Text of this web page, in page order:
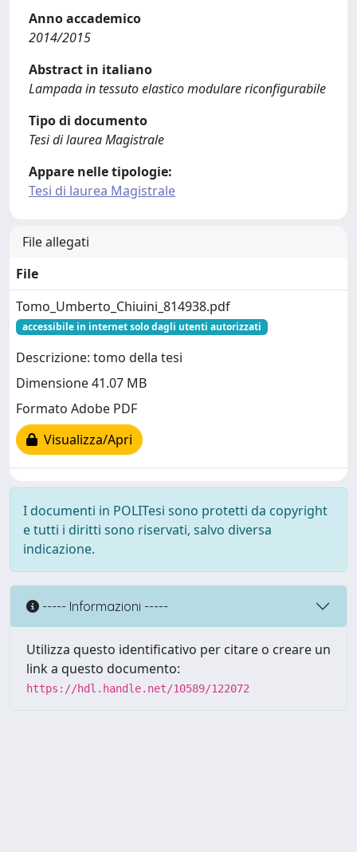
Anno accademico
2014/2015
Abstract in italiano
Lampada in tessuto elastico modulare riconfigurabile
Tipo di documento
Tesi di laurea Magistrale
Appare nelle tipologie:
Tesi di laurea Magistrale
File allegati
File
Tomo_Umberto_Chiuini_814938.pdf
accessibile in internet solo dagli utenti autorizzati
Descrizione: tomo della tesi
Dimensione 41.07 MB
Formato Adobe PDF
Visualizza/Apri
I documenti in POLITesi sono protetti da copyright
e tutti i diritti sono riservati, salvo diversa
indicazione.
----- Informazioni -----
Utilizza questo identificativo per citare o creare un
link a questo documento:
https://hdl.handle.net/10589/122072